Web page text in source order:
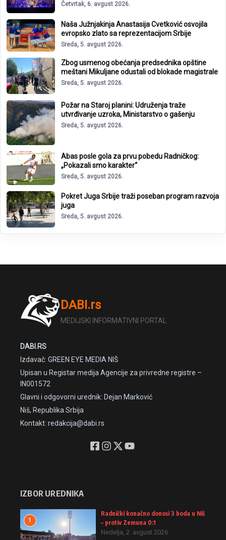
Četvrtak, 6. avgust 2026.
Naša Južnjakinja Anastasija Cvetković osvojila
evropsko zlato sa reprezentacijom Srbije
Sreda, 5. avgust 2026.
Zbog usmenog obećanja predsednika opštine
meštani Mikuljane odustali od blokade magistrale
Sreda, 5. avgust 2026.
Požar na Staroj planini: Udruženja traže
utvrđivanje uzroka, Ministarstvo o gašenju
Sreda, 5. avgust 2026.
Abas posle gola za prvu pobedu Radničkog:
„Pokazali smo karakter“
Sreda, 5. avgust 2026.
Pokret Juga Srbije traži poseban program razvoja
juga
Sreda, 5. avgust 2026.
DABI.rs
MEDIJSKI INFORMATIVNI PORTAL
DABI.RS
Izdavač: GREEN EYE MEDIA NIŠ
Upisan u Registar medija Agencije za privredne registre –
IN001572
Glavni i odgovorni urednik: Dejan Marković
Niš, Republika Srbija
Kontakt: redakcija@dabi.rs
IZBOR UREDNIKA
1
Radnički konačno donosi 3 boda u Niš
– protiv Zemuna 0:1
Nedelja, 2. avgust 2026.